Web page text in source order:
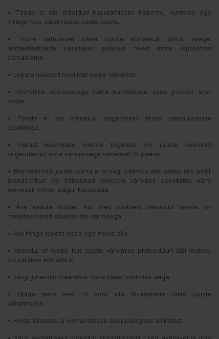
• Toode ei ole mõeldud kasutamiseks habeme, vuntside ega
millegi muu värvimiseks peale juuste.
• Toote sattumisel silma loputa korralikult ohtra veega.
Kontaktläätsede kasutajad peaksid need enne loputamist
eemaldama.
• Loputa juuksed hoolikalt peale värvimist.
• Võimalike küsimustega naha tundlikkuse osas pöördu arsti
poole.
• Toode ei ole mõeldud segamiseks teiste samalaadsete
toodetega.
• Pärast keemiliste lokkide tegemist või juuste keemilist
sirgendamist oota värvimisega vähemalt 15 päeva.
• Blondeeritud juuste puhul ei pruugi tulemus olla sama, mis pildil.
Blondeeritud või triibutatud juukseid värvides soovitame värvi
eelnevalt mõnel salgul katsetada.
• Ära kasuta toodet, kui oled juukseid värvinud henna või
metallisoolasid sisaldavate värvidega.
• Ära hinga toodet sisse ega neela alla.
• Veendu, et ruumi, kus juuste värvimise protseduuri läbi viiakse,
õhutatakse korralikult.
• Järgi juhendis määratud toote peas hoidmise aega.
• Hoida laste eest. Ei sobi alla 16-aastaste laste juuste
värvimiseks.
• Hoida jahedas ja eemal otsese soojuskiirguse allikatest.